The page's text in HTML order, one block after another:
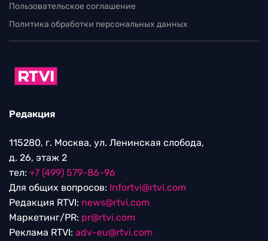
Пользовательское соглашение
Политика обработки персональных данных
Редакция
115280, г. Москва, ул. Ленинская слобода,
д. 26, этаж 2
тел: +7 (499) 579-86-96
Для общих вопросов: Infortvi@rtvi.com
Редакция RTVI: news@rtvi.com
Маркетинг/PR: pr@rtvi.com
Реклама RTVI: adv-eu@rtvi.com